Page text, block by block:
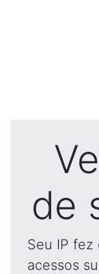
de
Seu IP fez
acessos